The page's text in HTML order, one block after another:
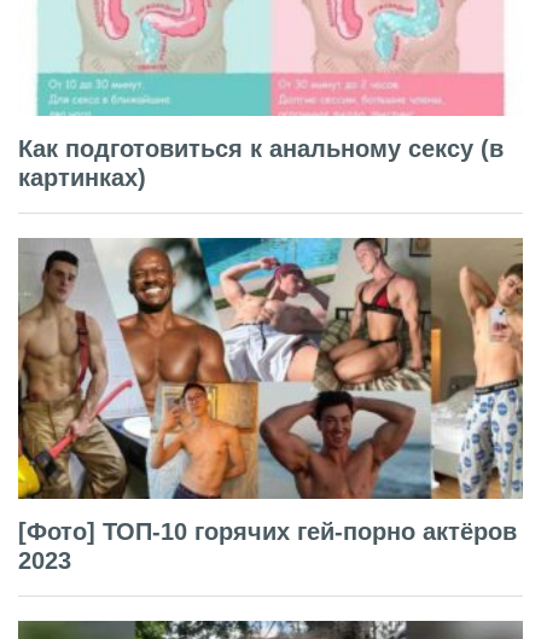
Как подготовиться к анальному сексу (в
картинках)
[Фото] ТОП-10 горячих гей-порно актёров
2023